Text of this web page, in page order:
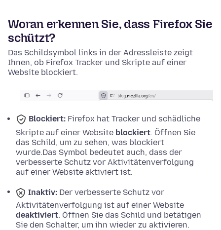
Woran erkennen Sie, dass Firefox Sie
schützt?
Das Schildsymbol links in der Adressleiste zeigt
Ihnen, ob Firefox Tracker und Skripte auf einer
Website blockiert.
Blockiert: Firefox hat Tracker und schädliche
Skripte auf einer Website blockiert. Öffnen Sie
das Schild, um zu sehen, was blockiert
wurde.Das Symbol bedeutet auch, dass der
verbesserte Schutz vor Aktivitätenverfolgung
auf einer Website aktiviert ist.
Inaktiv: Der verbesserte Schutz vor
Aktivitätenverfolgung ist auf einer Website
deaktiviert. Öffnen Sie das Schild und betätigen
Sie den Schalter, um ihn wieder zu aktivieren.